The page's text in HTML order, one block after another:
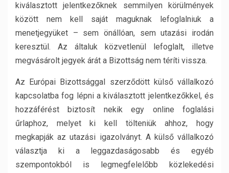
kiválasztott jelentkezőknek semmilyen körülmények
között nem kell saját maguknak lefoglalniuk a
menetjegyüket – sem önállóan, sem utazási irodán
keresztül. Az általuk közvetlenül lefoglalt, illetve
megvásárolt jegyek árát a Bizottság nem téríti vissza.
Az Európai Bizottsággal szerződött külső vállalkozó
kapcsolatba fog lépni a kiválasztott jelentkezőkkel, és
hozzáférést biztosít nekik egy online foglalási
űrlaphoz, melyet ki kell tölteniük ahhoz, hogy
megkapják az utazási igazolványt. A külső vállalkozó
választja ki a leggazdaságosabb és egyéb
szempontokból is legmegfelelőbb közlekedési